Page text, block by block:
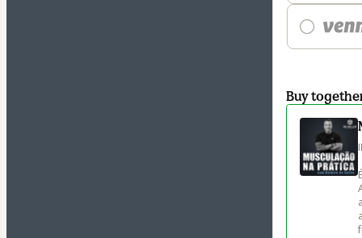
Buy